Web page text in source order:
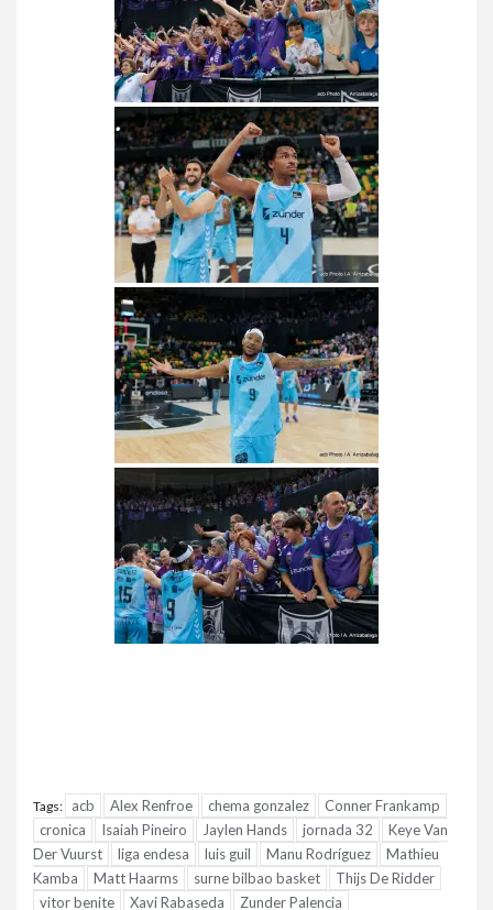
Tags: acb Alex Renfroe chema gonzalez
Conner Frankamp
cronica
Isaiah Pineiro Jaylen Hands jornada 32
Keye Van
Der Vuurst
liga endesa luis guil Manu Rodríguez
Mathieu
Kamba
Matt Haarms surne bilbao basket
Thijs De Ridder
vitor benite
Xavi Rabaseda Zunder Palencia